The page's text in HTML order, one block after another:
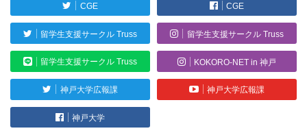
CGE CGE
留学生支援サークル Truss 留学生支援サークル Truss
留学生支援サークル Truss KOKORO-NET in 神戸
神戸大学広報課 神戸大学広報課
神戸大学